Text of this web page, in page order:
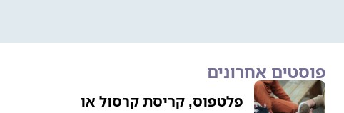
פוסטים אחרונים
פלטפוס, קריסת קרסול או